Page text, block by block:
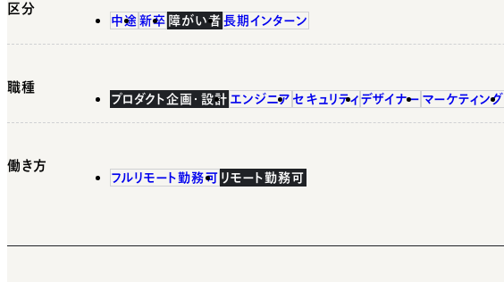
区分
中途 新卒 障がい者 長期インターン
職種
プロダクト企画・設計 エンジニア セキュリティ デザイナー マーケティング
働き方
フルリモート勤務可 リモート勤務可